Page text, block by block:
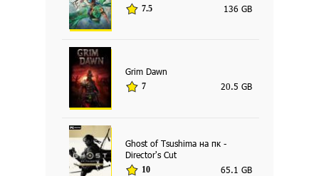
7.5 136 GB
Grim Dawn
7 20.5 GB
Ghost of Tsushima на пк -
Director's Cut
10 65.1 GB